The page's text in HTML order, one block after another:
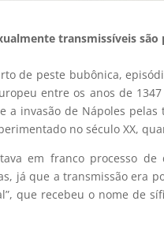
transmissíveis
de peste bubônica,
entre os anos de
a invasão de Nápoles
no século XX,
em franco processo
já que a transmissão era
que recebeu o nome de